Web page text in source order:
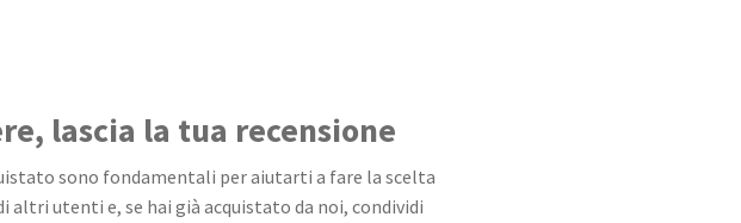
lascia la tua recensione
sono fondamentali per aiutarti a fare la scelta
altri utenti e, se hai già acquistato da noi, condividi